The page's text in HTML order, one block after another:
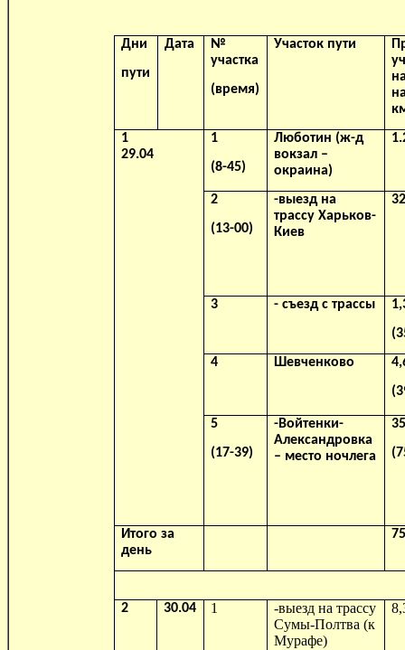
Дни
пути
Дата
№
участка
(время)
Участок пути
1
29.04
1
(8-45)
Люботин (ж-д
вокзал –
окраина)
2
(13-00)
-выезд на
трассу Харьков-
Киев
3 - съезд с трассы
4 Шевченково
5
(17-39)
-Войтенки-
Александровка
– место ночлега
Итого за
день
2 30.04 1
-выезд на трассу
Сумы-Полтва (к
Мурафе)